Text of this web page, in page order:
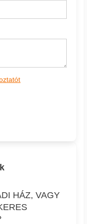
HÁZ, VAGY